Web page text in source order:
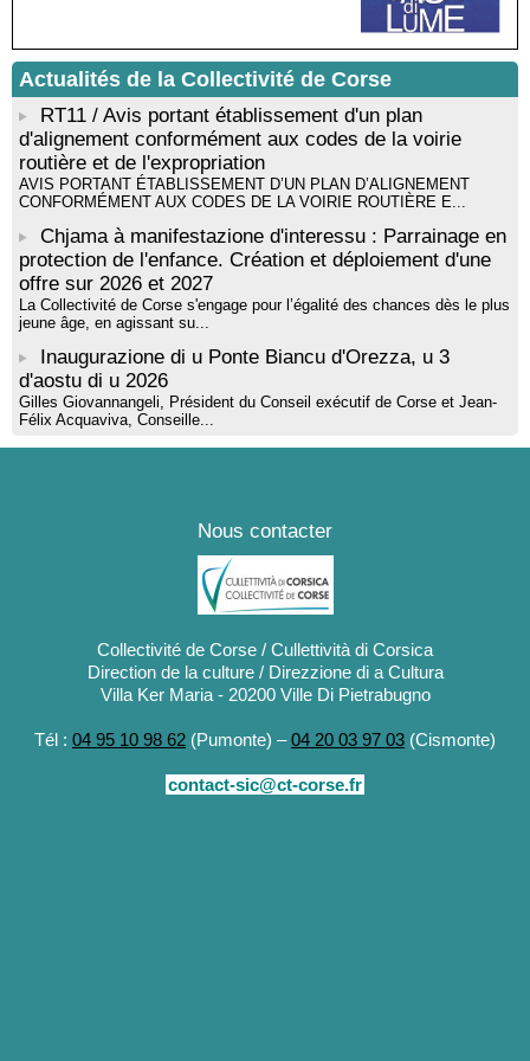
Actualités de la Collectivité de Corse
RT11 / Avis portant établissement d'un plan
d'alignement conformément aux codes de la voirie
routière et de l'expropriation
AVIS PORTANT ÉTABLISSEMENT D’UN PLAN D’ALIGNEMENT
CONFORMÉMENT AUX CODES DE LA VOIRIE ROUTIÈRE E...
Chjama à manifestazione d'interessu : Parrainage en
protection de l'enfance. Création et déploiement d'une
offre sur 2026 et 2027
La Collectivité de Corse s'engage pour l’égalité des chances dès le plus
jeune âge, en agissant su...
Inaugurazione di u Ponte Biancu d'Orezza, u 3
d'aostu di u 2026
Gilles Giovannangeli, Président du Conseil exécutif de Corse et Jean-
Félix Acquaviva, Conseille...
Nous contacter
Collectivité de Corse / Cullettività di Corsica
Direction de la culture / Direzzione di a Cultura
Villa Ker Maria - 20200 Ville Di Pietrabugno
Tél : 04 95 10 98 62 (Pumonte) –04 20 03 97 03 (Cismonte)
contact-sic@ct-corse.fr